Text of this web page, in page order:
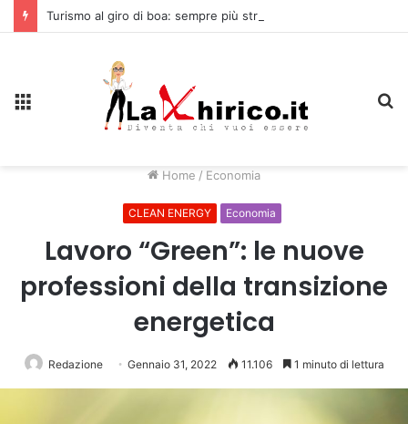
Turismo al giro di boa: sempre più stranieri in Riviera
Home / Economia
CLEAN ENERGY Economia
Lavoro “Green”: le nuove
professioni della transizione
energetica
Redazione Gennaio 31, 2022 11.106 1 minuto di lettura